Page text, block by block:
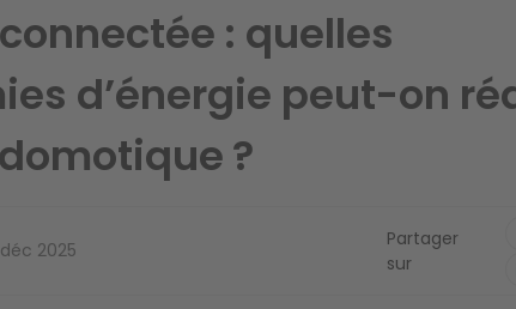
: quelles
d’énergie peut-on
?
déc 2025
Partager
sur